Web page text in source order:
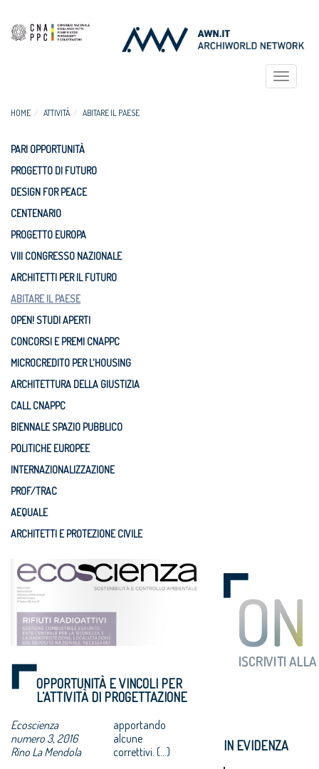
Toggle
HOME ATTIVITÀ ABITARE IL PAESE
PARI OPPORTUNITÀ
PROGETTO DI FUTURO
DESIGN FOR PEACE
CENTENARIO
PROGETTO EUROPA
VIII CONGRESSO NAZIONALE
ARCHITETTI PER IL FUTURO
ABITARE IL PAESE
OPEN! STUDI APERTI
CONCORSI E PREMI CNAPPC
MICROCREDITO PER L'HOUSING
ARCHITETTURA DELLA GIUSTIZIA
CALL CNAPPC
BIENNALE SPAZIO PUBBLICO
POLITICHE EUROPEE
INTERNAZIONALIZZAZIONE
PROF/TRAC
AEQUALE
ARCHITETTI E PROTEZIONE CIVILE
OPPORTUNITÀ E VINCOLI PER
L’ATTIVITÀ DI PROGETTAZIONE
Ecoscienza
numero 3, 2016
Rino La Mendola
apportando
alcune
correttivi. (...)
IN EVIDENZA